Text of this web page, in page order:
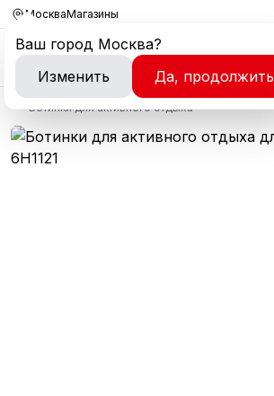
Москва
Ваш город Москва?
Изменить
Да, продолжить
Магазины
Ботинки для активного отдыха